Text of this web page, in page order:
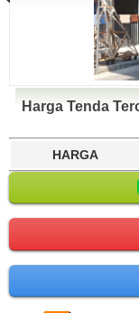
Harga Tenda
HARGA